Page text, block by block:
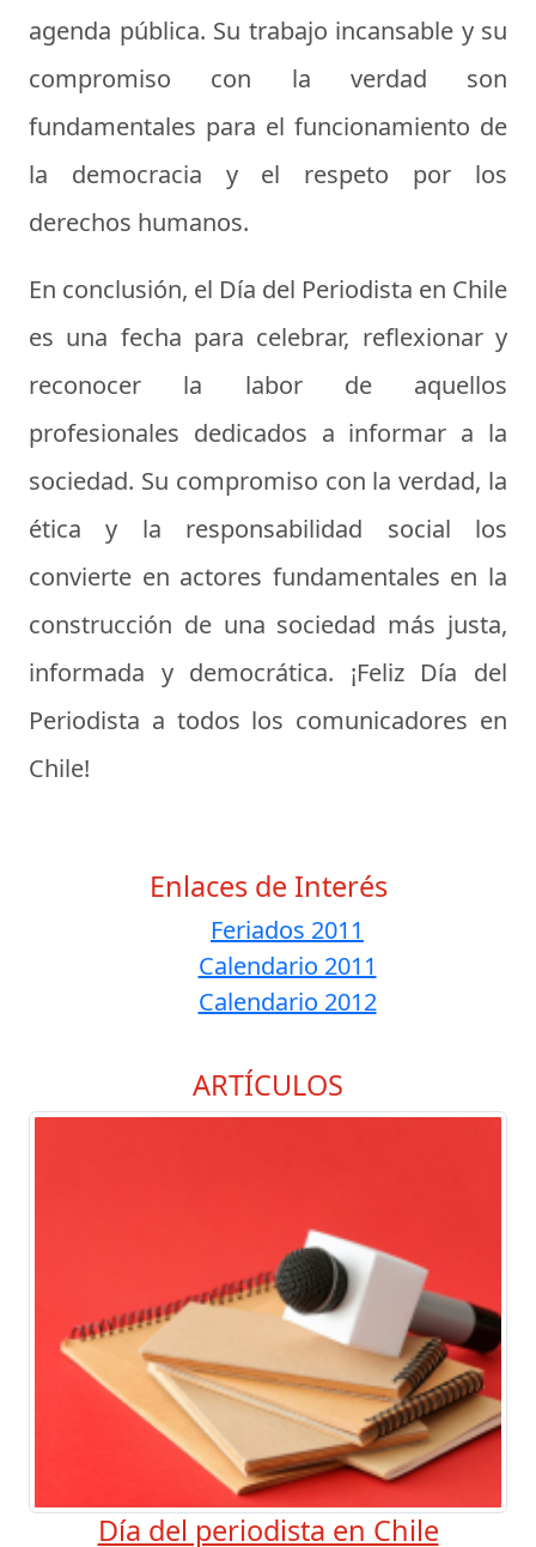
agenda pública. Su trabajo incansable y su
compromiso con la verdad son
fundamentales para el funcionamiento de
la democracia y el respeto por los
derechos humanos.
En conclusión, el Día del Periodista en Chile
es una fecha para celebrar, reflexionar y
reconocer la labor de aquellos
profesionales dedicados a informar a la
sociedad. Su compromiso con la verdad, la
ética y la responsabilidad social los
convierte en actores fundamentales en la
construcción de una sociedad más justa,
informada y democrática. ¡Feliz Día del
Periodista a todos los comunicadores en
Chile!
Enlaces de Interés
Feriados 2011
Calendario 2011
Calendario 2012
ARTÍCULOS
Día del periodista en Chile